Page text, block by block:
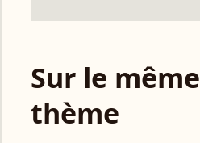
Sur le même
thème